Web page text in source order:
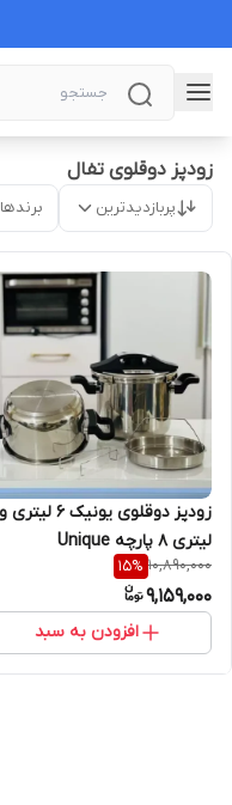
زودپز دوقلوی تفال
پربازدیدترین برندها
لیتری ۸ پارچه Unique
10,890,000
15%
9,159,000
افزودن به سبد